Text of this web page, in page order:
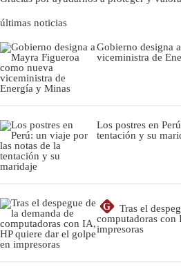
últimas noticias
Gobierno designa
viceministra de
Los postres en
tentación y su
G
Tras el
computadoras con
impresoras